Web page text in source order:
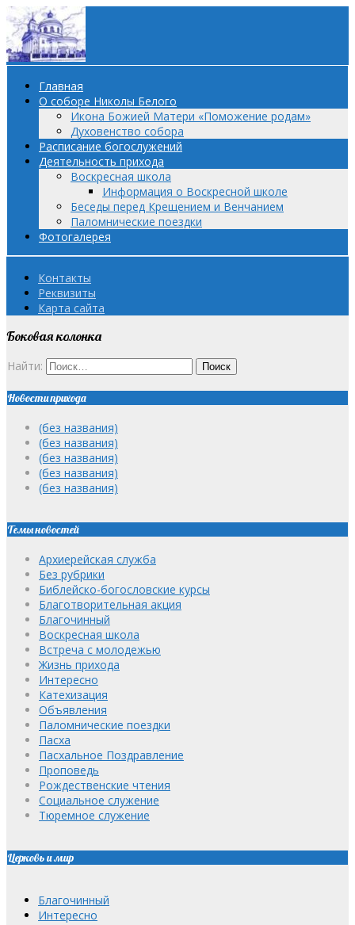
Главная
О соборе Николы Белого
Икона Божией Матери «Поможение родам»
Духовенство собора
Расписание богослужений
Деятельность прихода
Воскресная школа
Информация о Воскресной школе
Беседы перед Крещением и Венчанием
Паломнические поездки
Фотогалерея
Контакты
Реквизиты
Карта сайта
Боковая колонка
Найти:
Новости прихода
(без названия)
(без названия)
(без названия)
(без названия)
(без названия)
Темы новостей
Архиерейская служба
Без рубрики
Библейско-богословские курсы
Благотворительная акция
Благочинный
Воскресная школа
Встреча с молодежью
Жизнь прихода
Интересно
Катехизация
Объявления
Паломнические поездки
Пасха
Пасхальное Поздравление
Проповедь
Рождественские чтения
Социальное служение
Тюремное служение
Церковь и мир
Благочинный
Интересно